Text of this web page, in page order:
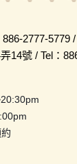
2777-5779
14號 / Tel：